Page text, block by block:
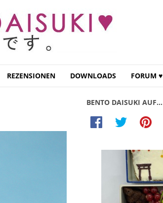
REZENSIONEN DOWNLOADS FORUM ♥
BENTO DAISUKI AUF…